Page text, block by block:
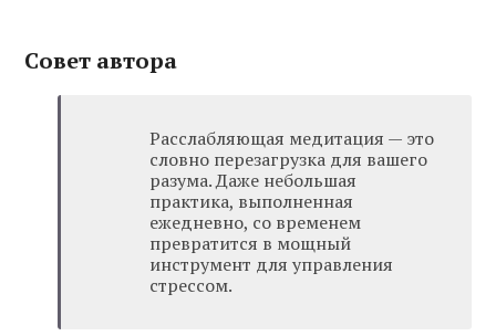
Совет автора
Расслабляющая медитация — это
словно перезагрузка для вашего
разума. Даже небольшая
практика, выполненная
ежедневно, со временем
превратится в мощный
инструмент для управления
стрессом.